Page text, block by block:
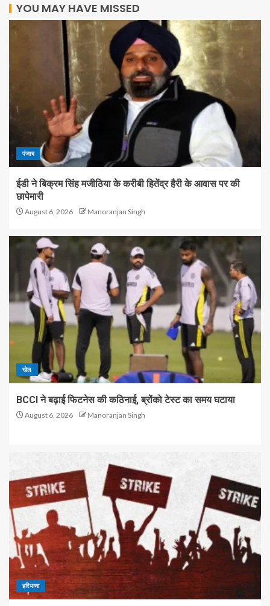
YOU MAY HAVE MISSED
पंजाब
ईडी ने बिक्रम सिंह मजीठिया के करीबी हितेंद्र हैरी के आवास पर की
छापेमारी
August 6, 2026 Manoranjan Singh
खेल
BCCI ने बढ़ाई फिटनेस की कठिनाई, ब्रोंको टेस्ट का समय घटाया
August 6, 2026 Manoranjan Singh
हरियाणा